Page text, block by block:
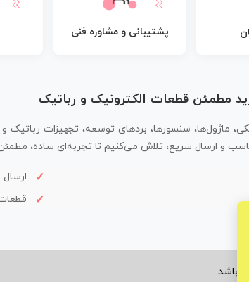
پشتیبانی و مشاوره فنی
مطمئن قطعات الکترونیک و رباتیک
ماژول‌ها، سنسورها، بردهای توسعه، تجهیزات
و ارسال سریع، تلاش می‌کنیم تا تجربه‌ای ساده، مطمئن